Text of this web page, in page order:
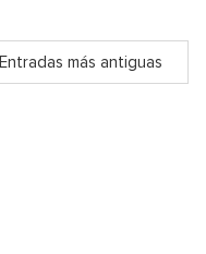
Entradas más antiguas